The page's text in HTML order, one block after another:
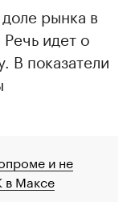
рынка в
идет о
В показатели
и не
в Максе